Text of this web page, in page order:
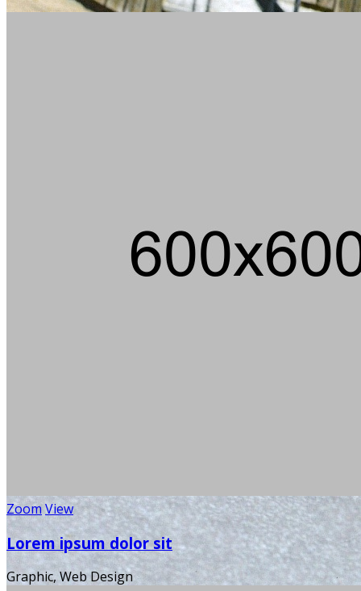
ZoomView
Lorem ipsum dolor sit
Graphic, Web Design